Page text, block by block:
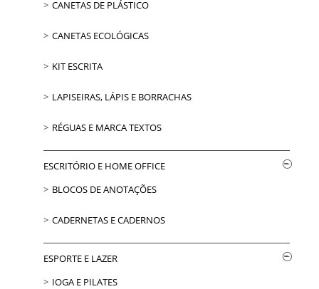
CANETAS DE PLÁSTICO
CANETAS ECOLÓGICAS
KIT ESCRITA
LAPISEIRAS, LÁPIS E BORRACHAS
RÉGUAS E MARCA TEXTOS
ESCRITÓRIO E HOME OFFICE
BLOCOS DE ANOTAÇÕES
CADERNETAS E CADERNOS
ESPORTE E LAZER
IOGA E PILATES